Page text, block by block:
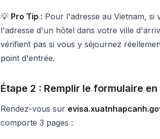
💡 Pro Tip : Pour l'adresse au Vietnam, si
l'adresse d'un hôtel dans votre ville
vérifient pas si vous y séjournez
point d'entrée.
Étape 2 : Remplir le formulaire
Rendez-vous sur
comporte 3 pages :